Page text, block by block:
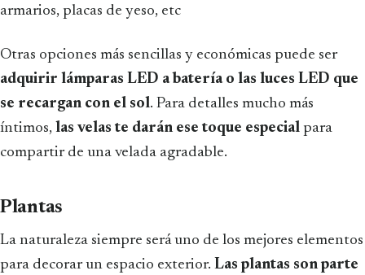
armarios, placas de yeso, etc
Otras opciones más sencillas y económicas puede ser
adquirir lámparas LED a batería o las luces LED que
se recargan con el sol. Para detalles mucho más
íntimos, las velas te darán ese toque especial para
compartir de una velada agradable.
Plantas
La naturaleza siempre será uno de los mejores elementos
para decorar un espacio exterior. Las plantas son parte